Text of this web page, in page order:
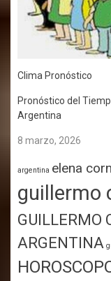
Clima Pronóstico
Pronóstico del
Argentina
8 marzo, 2026
argentina elena
guillermo
GUILLERMO
ARGENTINA